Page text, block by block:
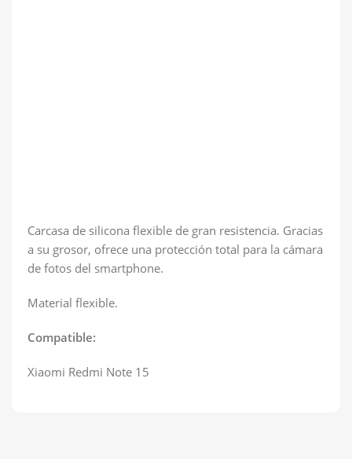
Carcasa de silicona flexible de gran resistencia. Gracias
a su grosor, ofrece una protección total para la cámara
de fotos del smartphone.
Material flexible.
Compatible:
Xiaomi Redmi Note 15